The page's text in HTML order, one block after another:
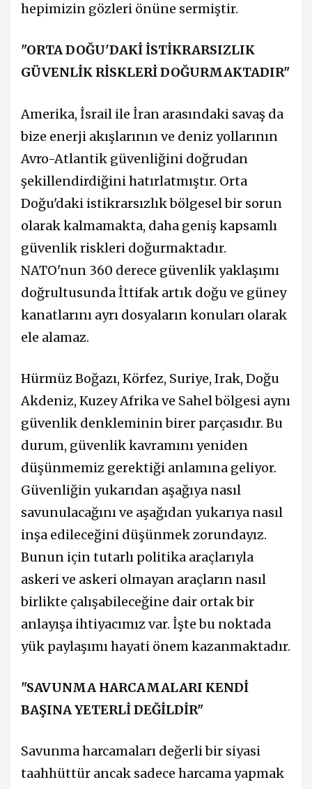
hepimizin gözleri önüne sermiştir.
"ORTA DOĞU'DAKİ İSTİKRARSIZLIK
GÜVENLİK RİSKLERİ DOĞURMAKTADIR"
Amerika, İsrail ile İran arasındaki savaş da
bize enerji akışlarının ve deniz yollarının
Avro-Atlantik güvenliğini doğrudan
şekillendirdiğini hatırlatmıştır. Orta
Doğu'daki istikrarsızlık bölgesel bir sorun
olarak kalmamakta, daha geniş kapsamlı
güvenlik riskleri doğurmaktadır.
NATO'nun 360 derece güvenlik yaklaşımı
doğrultusunda İttifak artık doğu ve güney
kanatlarını ayrı dosyaların konuları olarak
ele alamaz.
Hürmüz Boğazı, Körfez, Suriye, Irak, Doğu
Akdeniz, Kuzey Afrika ve Sahel bölgesi aynı
güvenlik denkleminin birer parçasıdır. Bu
durum, güvenlik kavramını yeniden
düşünmemiz gerektiği anlamına geliyor.
Güvenliğin yukarıdan aşağıya nasıl
savunulacağını ve aşağıdan yukarıya nasıl
inşa edileceğini düşünmek zorundayız.
Bunun için tutarlı politika araçlarıyla
askeri ve askeri olmayan araçların nasıl
birlikte çalışabileceğine dair ortak bir
anlayışa ihtiyacımız var. İşte bu noktada
yük paylaşımı hayati önem kazanmaktadır.
"SAVUNMA HARCAMALARI KENDİ
BAŞINA YETERLİ DEĞİLDİR"
Savunma harcamaları değerli bir siyasi
taahhüttür ancak sadece harcama yapmak